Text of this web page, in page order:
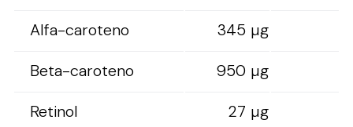
Alfa-caroteno
345 µg
Beta-caroteno
950 µg
Retinol
27 µg